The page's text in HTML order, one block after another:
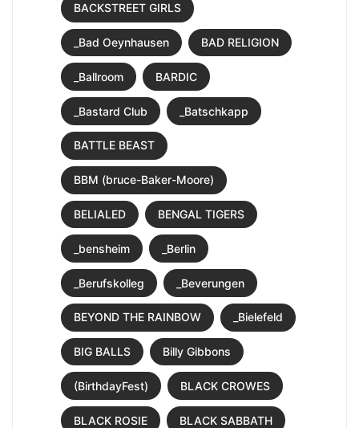
BACKSTREET GIRLS
_Bad Oeynhausen BAD RELIGION
_Ballroom BARDIC
_Bastard Club _Batschkapp
BATTLE BEAST
BBM (bruce-Baker-Moore)
BELIALED BENGAL TIGERS
_bensheim _Berlin
_Berufskolleg _Beverungen
BEYOND THE RAINBOW _Bielefeld
BIG BALLS Billy Gibbons
(BirthdayFest) BLACK CROWES
BLACK ROSIE BLACK SABBATH